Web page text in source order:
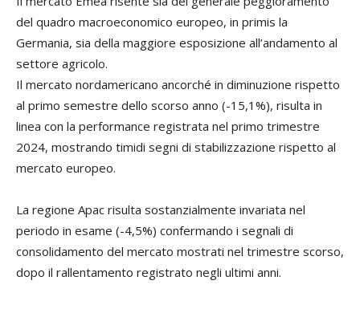
del quadro macroeconomico europeo, in primis la
Germania, sia della maggiore esposizione all’andamento al
settore agricolo.
Il mercato nordamericano ancorché in diminuzione rispetto
al primo semestre dello scorso anno (-15,1%), risulta in
linea con la performance registrata nel primo trimestre
2024, mostrando timidi segni di stabilizzazione rispetto al
mercato europeo.
La regione Apac risulta sostanzialmente invariata nel
periodo in esame (-4,5%) confermando i segnali di
consolidamento del mercato mostrati nel trimestre scorso,
dopo il rallentamento registrato negli ultimi anni.